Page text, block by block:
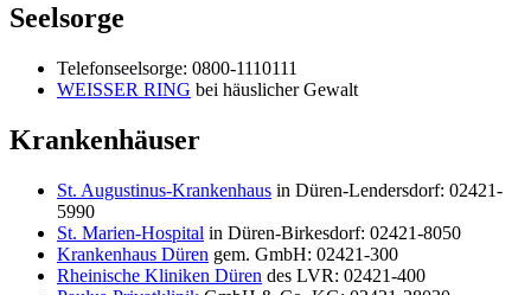
Seelsorge
Telefonseelsorge: 0800-1110111
WEISSER RING bei häuslicher Gewalt
Krankenhäuser
St. Augustinus-Krankenhaus in Düren-Lendersdorf: 02421-
5990
St. Marien-Hospital in Düren-Birkesdorf: 02421-8050
Krankenhaus Düren gem. GmbH: 02421-300
Rheinische Kliniken Düren des LVR: 02421-400